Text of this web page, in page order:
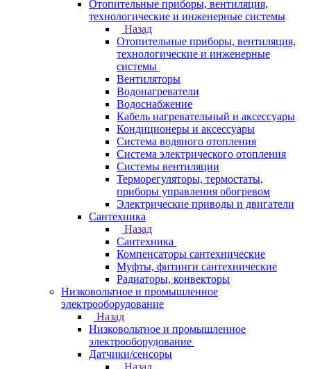
Отопительные приборы, вентиляция,
технологические и инженерные системы
Назад
Отопительные приборы, вентиляция,
технологические и инженерные
системы
Вентиляторы
Водонагреватели
Водоснабжение
Кабель нагревательный и аксессуары
Кондиционеры и аксессуары
Система водяного отопления
Система электрического отопления
Системы вентиляции
Терморегуляторы, термостаты,
приборы управления обогревом
Электрические приводы и двигатели
Сантехника
Назад
Сантехника
Компенсаторы сантехнические
Муфты, фитинги сантехнические
Радиаторы, конвекторы
Низковольтное и промышленное
электрооборудование
Назад
Низковольтное и промышленное
электрооборудование
Датчики/сенсоры
Назад